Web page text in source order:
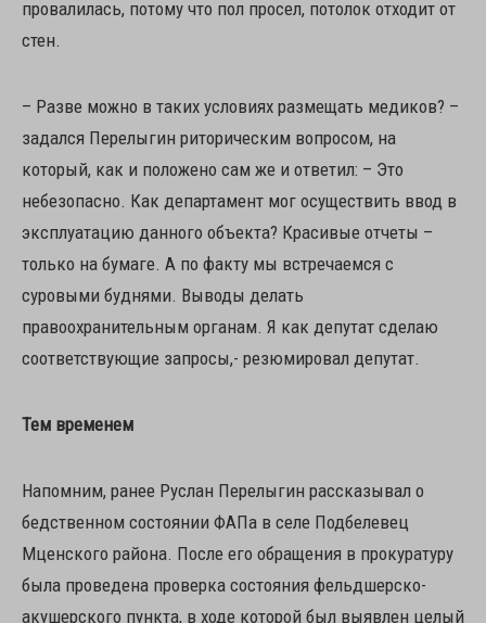
провалилась, потому что пол просел, потолок отходит от
стен.
– Разве можно в таких условиях размещать медиков? –
задался Перелыгин риторическим вопросом, на
который, как и положено сам же и ответил: – Это
небезопасно. Как департамент мог осуществить ввод в
эксплуатацию данного объекта? Красивые отчеты –
только на бумаге. А по факту мы встречаемся с
суровыми буднями. Выводы делать
правоохранительным органам. Я как депутат сделаю
соответствующие запросы,- резюмировал депутат.
Тем временем
Напомним, ранее Руслан Перелыгин рассказывал о
бедственном состоянии ФАПа в селе Подбелевец
Мценского района. После его обращения в прокуратуру
была проведена проверка состояния фельдшерско-
акушерского пункта, в ходе которой был выявлен целый